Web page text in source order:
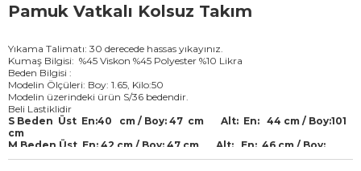
Pamuk Vatkalı Kolsuz Takım
Yıkama Talimatı: 30 derecede hassas yıkayınız.
Kumaş Bilgisi: %45 Viskon %45 Polyester %10 Likra
Beden Bilgisi :
Modelin Ölçüleri: Boy: 1.65, Kilo:50
Modelin üzerindeki ürün S/36 bedendir.
Beli Lastiklidir
S Beden Üst En:40 cm / Boy: 47 cm Alt: En: 44 cm / Boy:101
cm
M Beden Üst En: 42 cm / Boy: 47 cm Alt: En: 46 cm / Boy:
101 cm